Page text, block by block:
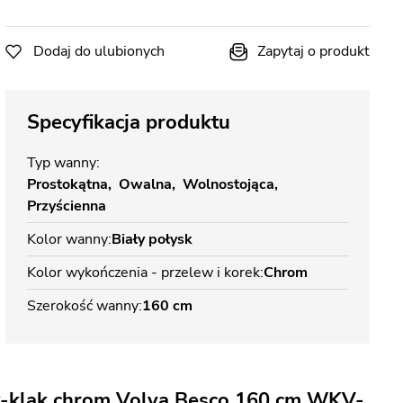
Dodaj do ulubionych Zapytaj o produkt
Specyfikacja produktu
Typ wanny
Prostokątna Owalna Wolnostojąca
Przyścienna
Kolor wanny Biały połysk
Kolor wykończenia - przelew i korekChrom
Szerokość wanny 160 cm